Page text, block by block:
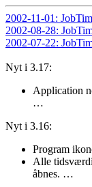
2002-11-01:
2002-08-28:
2002-07-22:
Nyt i 3.17:
Application
…
Nyt i 3.16:
Program
Alle
åbnes. …